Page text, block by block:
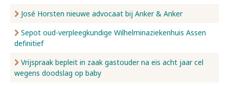
José Horsten nieuwe advocaat bij Anker & Anker
Sepot oud-verpleegkundige Wilhelminaziekenhuis Assen
definitief
Vrijspraak bepleit in zaak gastouder na eis acht jaar cel
wegens doodslag op baby